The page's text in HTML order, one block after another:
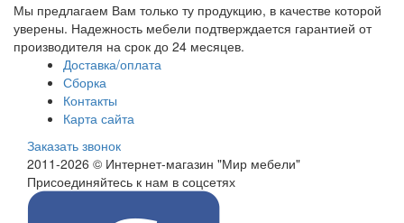
Мы предлагаем Вам только ту продукцию, в качестве которой
уверены. Надежность мебели подтверждается гарантией от
производителя на срок до 24 месяцев.
Доставка/оплата
Сборка
Контакты
Карта сайта
Заказать звонок
2011-2026 © Интернет-магазин "Мир мебели"
Присоединяйтесь к нам в соцсетях